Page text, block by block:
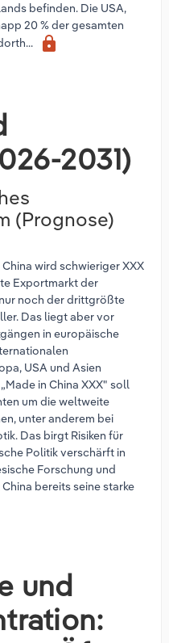
befinden. Die USA,
20 % der gesamten
lock
2031)
(Prognose)
wird schwieriger XXX
Exportmarkt der
noch der drittgrößte
Das liegt aber vor
in europäische
USA und Asien
in China XXX" soll
um die weltweite
unter anderem bei
Das birgt Risiken für
Politik verschärft in
Forschung und
bereits seine starke
und